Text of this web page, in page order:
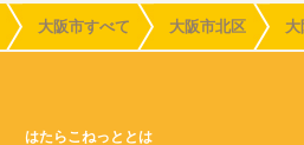
大阪市すべて 大阪市北区
はたらこねっととは